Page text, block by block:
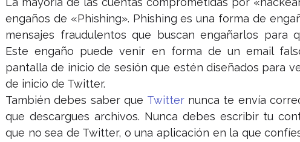
engaños de «Phishing». Phishing es una forma de
mensajes fraudulentos que buscan engañarlos para
Este engaño puede venir en forma de un email
pantalla de inicio de sesión que estén diseñados para
de inicio de Twitter.
También debes saber que Twitter nunca te envía
que descargues archivos. Nunca debes escribir tu
que no sea de Twitter, o una aplicación en la que